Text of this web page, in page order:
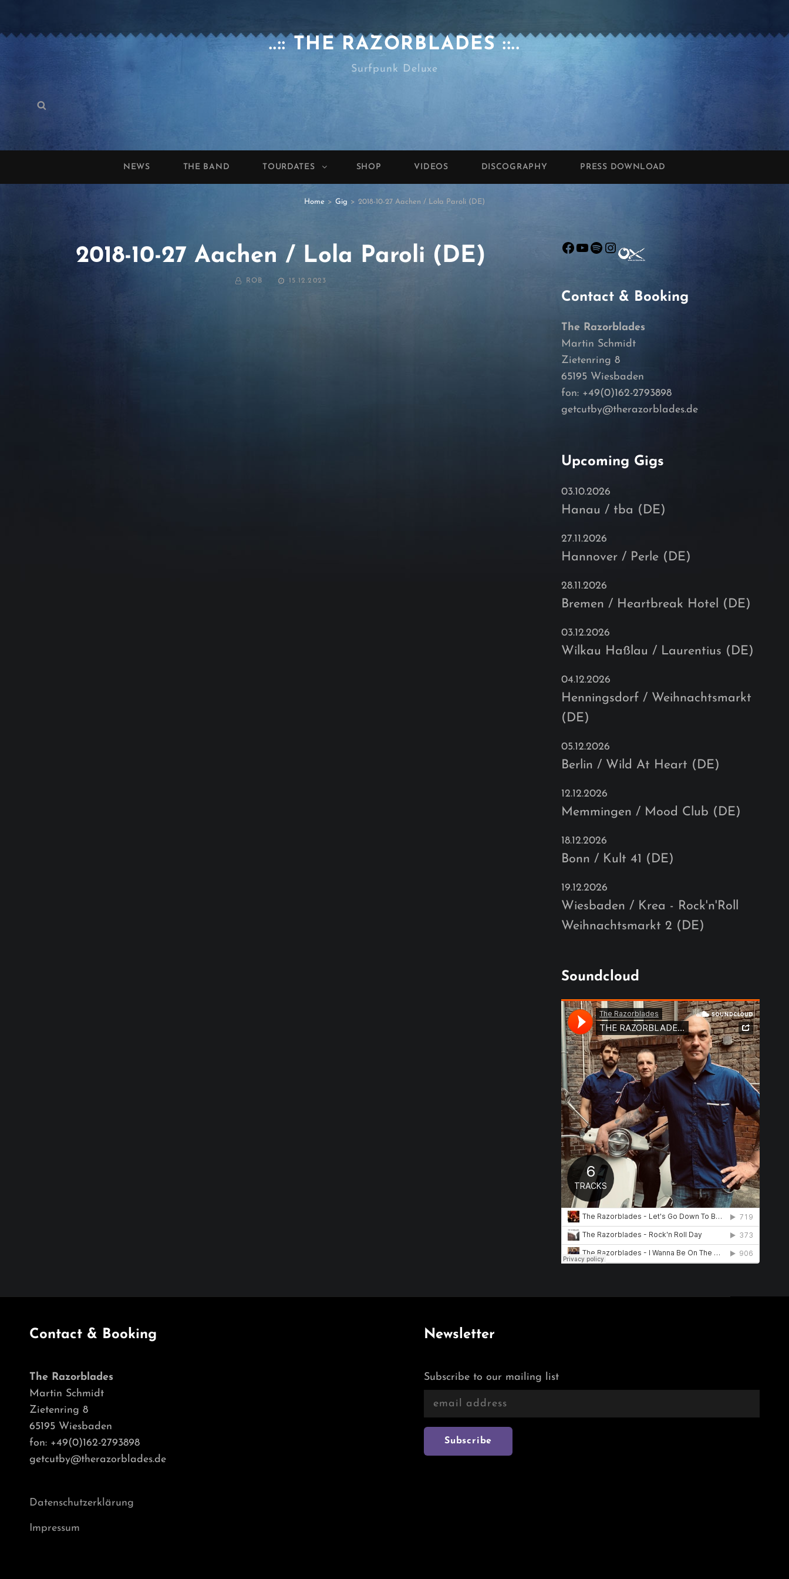
..:: THE RAZORBLADES ::..
Surfpunk Deluxe
Search
NEWS THE BAND TOURDATES SHOP VIDEOS DISCOGRAPHY PRESS DOWNLOAD
Home > Gig > 2018-10-27 Aachen / Lola Paroli (DE)
2018-10-27 Aachen / Lola Paroli (DE)
BY ROB
POSTED
15.12.2023
Facebook
YouTube
Spotify
Instagram
Contact & Booking
The Razorblades
Martin Schmidt
Zietenring 8
65195 Wiesbaden
fon: +49(0)162-2793898
getcutby@therazorblades.de
Upcoming Gigs
03.10.2026
Hanau / tba (DE)
27.11.2026
Hannover / Perle (DE)
28.11.2026
Bremen / Heartbreak Hotel (DE)
03.12.2026
Wilkau Haßlau / Laurentius (DE)
04.12.2026
Henningsdorf / Weihnachtsmarkt
(DE)
05.12.2026
Berlin / Wild At Heart (DE)
12.12.2026
Memmingen / Mood Club (DE)
18.12.2026
Bonn / Kult 41 (DE)
19.12.2026
Wiesbaden / Krea - Rock'n'Roll
Weihnachtsmarkt 2 (DE)
Soundcloud
Contact & Booking
The Razorblades
Martin Schmidt
Zietenring 8
65195 Wiesbaden
fon: +49(0)162-2793898
getcutby@therazorblades.de
Datenschutzerklärung
Impressum
Newsletter
Subscribe to our mailing list